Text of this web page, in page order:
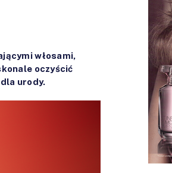
włosami,
oczyścić
urody.